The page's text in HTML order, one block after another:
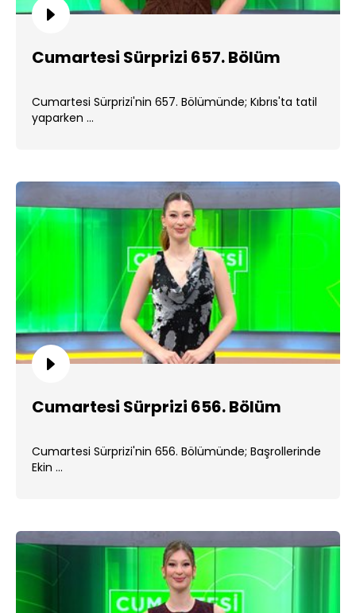
Cumartesi Sürprizi 657. Bölüm
Cumartesi Sürprizi'nin 657. Bölümünde; Kıbrıs'ta tatil
yaparken ...
Cumartesi Sürprizi 656. Bölüm
Cumartesi Sürprizi'nin 656. Bölümünde; Başrollerinde
Ekin ...